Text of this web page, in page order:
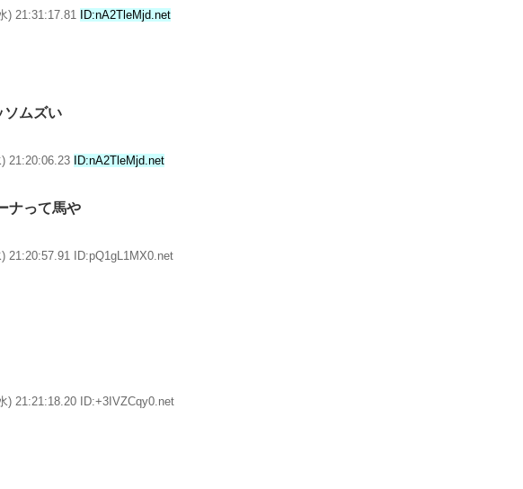
) 21:31:17.81 ID:nA2TleMjd.net
ソムズい
) 21:20:06.23 ID:nA2TleMjd.net
ナって馬や
) 21:20:57.91 ID:pQ1gL1MX0.net
) 21:21:18.20 ID:+3IVZCqy0.net